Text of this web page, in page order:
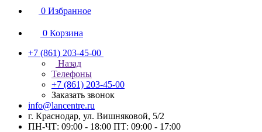
0 Избранное
0 Корзина
+7 (861) 203-45-00
Назад
Телефоны
+7 (861) 203-45-00
Заказать звонок
info@lancentre.ru
г. Краснодар, ул. Вишняковой, 5/2
ПН-ЧТ: 09:00 - 18:00 ПТ: 09:00 - 17:00